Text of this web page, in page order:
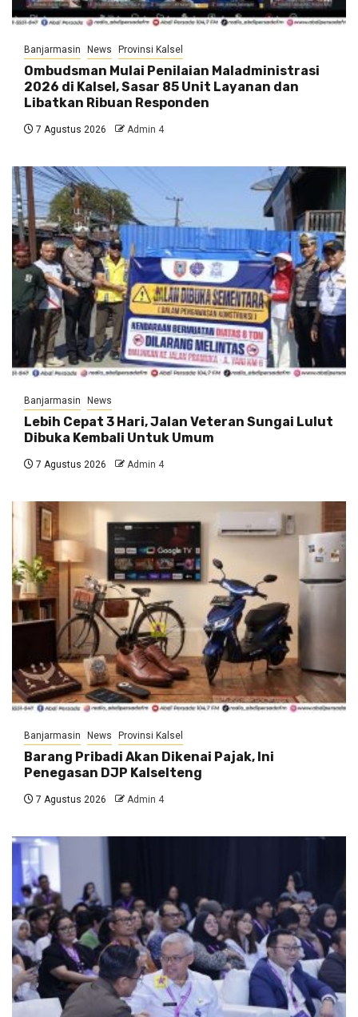
Banjarmasin News Provinsi Kalsel
Ombudsman Mulai Penilaian Maladministrasi
2026 di Kalsel, Sasar 85 Unit Layanan dan
Libatkan Ribuan Responden
7 Agustus 2026 Admin 4
Banjarmasin News
Lebih Cepat 3 Hari, Jalan Veteran Sungai Lulut
Dibuka Kembali Untuk Umum
7 Agustus 2026 Admin 4
Banjarmasin News Provinsi Kalsel
Barang Pribadi Akan Dikenai Pajak, Ini
Penegasan DJP Kalselteng
7 Agustus 2026 Admin 4